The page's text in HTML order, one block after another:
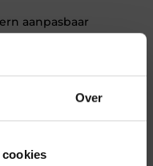
Over
aanpasbaar